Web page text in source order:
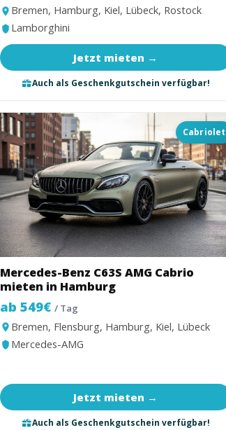
Bremen, Hamburg, Kiel, Lübeck, Rostock
Lamborghini
Jetzt mieten →
Auch als Geschenkgutschein verfügbar!
Cabriolet
Mercedes-Benz C63S AMG Cabrio
mieten in Hamburg
ab 549€/ Tag
Bremen, Flensburg, Hamburg, Kiel, Lübeck
Mercedes-AMG
Jetzt mieten →
Auch als Geschenkgutschein verfügbar!